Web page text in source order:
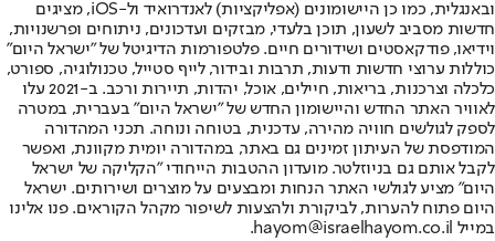
ובאנגלית, כמו כן היישומונים (אפליקציות) לאנדרואיד ול-iOS, מציגים
חדשות מסביב לשעון, תוכן בלעדי, מבזקים ועדכונים, ניתוחים ופרשנויות,
וידיאו, פודקאסטים ושידורים חיים. פלטפורמות הדיגיטל של "ישראל היום"
כוללות ערוצי חדשות ודעות, תרבות ובידור, לייף סטייל, טכנולוגיה, ספורט,
כלכלה וצרכנות, בריאות, חיילים, אוכל, יהדות, תיירות ורכב. ב-2021 עלו
לאוויר האתר החדש והיישומון החדש של "ישראל היום" בעברית, במטרה
לספק לגולשים חוויה מהירה, עדכנית, בטוחה ונוחה. תכני המהדורה
המודפסת של העיתון זמינים גם באתר, במהדורה יומית מקוונת, ואפשר
לקבל אותם גם בניוזלטר. מועדון ההטבות הייחודי "הקליקה של ישראל
היום" מציע לגולשי האתר הנחות ומבצעים על מוצרים ושירותים. ישראל
היום פתוח להערות, לביקורת ולהצעות לשיפור מקהל הקוראים. פנו אלינו
במייל hayom@israelhayom.co.il.